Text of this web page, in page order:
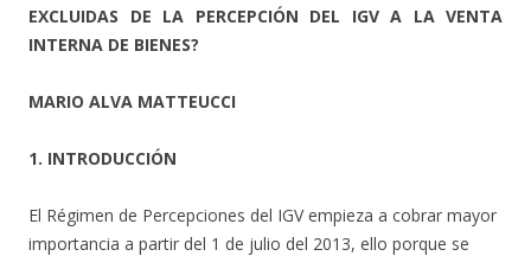
EXCLUIDAS DE LA PERCEPCIÓN DEL IGV A LA VENTA
INTERNA DE BIENES?
MARIO ALVA MATTEUCCI
1. INTRODUCCIÓN
El Régimen de Percepciones del IGV empieza a cobrar mayor
importancia a partir del 1 de julio del 2013, ello porque se